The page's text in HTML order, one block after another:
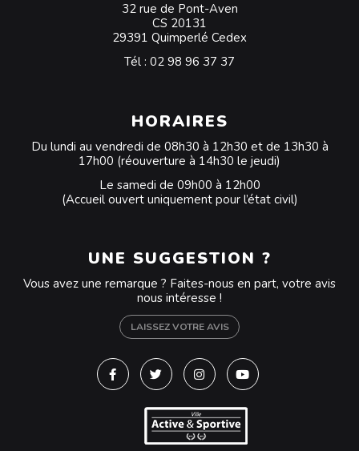
32 rue de Pont-Aven
CS 20131
29391 Quimperlé Cedex
Tél : 02 98 96 37 37
HORAIRES
Du lundi au vendredi de 08h30 à 12h30 et de 13h30 à
17h00 (réouverture à 14h30 le jeudi)
Le samedi de 09h00 à 12h00
(Accueil ouvert uniquement pour l’état civil)
UNE SUGGESTION ?
Vous avez une remarque ? Faites-nous en part, votre avis
nous intéresse !
LAISSEZ VOTRE AVIS
Lien vers le compte Facebook
Lien vers le compte Twitter
Lien vers le compte
Lien vers la chaîne